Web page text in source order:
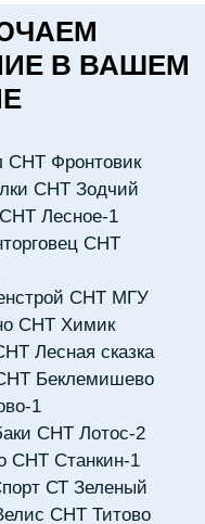
В ВАШЕМ
СНТ Фронтовик
СНТ Зодчий
СНТ Лесное-1
СНТ
СНТ МГУ
СНТ Химик
Лесная сказка
Беклемишево
1
СНТ Лотос-2
СНТ Станкин-1
СТ Зеленый
СНТ Титово